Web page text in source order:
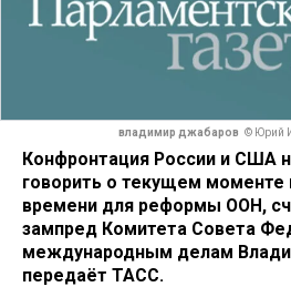
владимир джабаров © Юрий
Конфронтация России и США
говорить о текущем моменте
времени для реформы ООН,
зампред Комитета Совета
международным делам
передаёт ТАСС.